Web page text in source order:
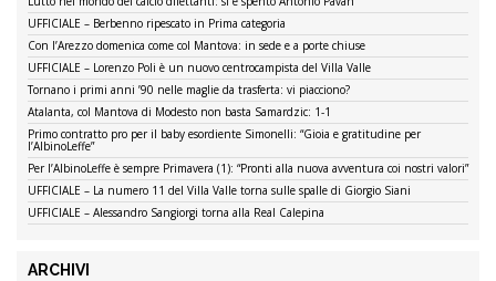
UFFICIALE – Berbenno ripescato in Prima categoria
Con l’Arezzo domenica come col Mantova: in sede e a porte chiuse
UFFICIALE – Lorenzo Poli è un nuovo centrocampista del Villa Valle
Tornano i primi anni ’90 nelle maglie da trasferta: vi piacciono?
Atalanta, col Mantova di Modesto non basta Samardzic: 1-1
Primo contratto pro per il baby esordiente Simonelli: “Gioia e gratitudine per
l’AlbinoLeffe”
Per l’AlbinoLeffe è sempre Primavera (1): “Pronti alla nuova avventura coi nostri valori”
UFFICIALE – La numero 11 del Villa Valle torna sulle spalle di Giorgio Siani
UFFICIALE – Alessandro Sangiorgi torna alla Real Calepina
ARCHIVI